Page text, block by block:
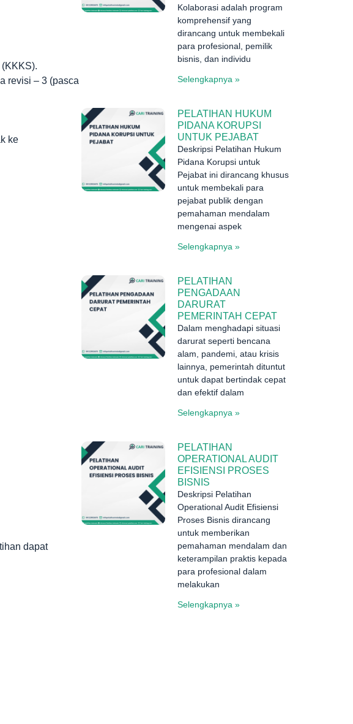
revisi – 3 (pasca
ke
dapat
Kolaborasi adalah program
komprehensif yang
dirancang untuk membekali
para profesional, pemilik
bisnis, dan individu
Selengkapnya »
PELATIHAN HUKUM
PIDANA KORUPSI
UNTUK PEJABAT
Deskripsi Pelatihan Hukum
Pidana Korupsi untuk
Pejabat ini dirancang khusus
untuk membekali para
pejabat publik dengan
pemahaman mendalam
mengenai aspek
Selengkapnya »
PELATIHAN
PENGADAAN
DARURAT
PEMERINTAH CEPAT
Dalam menghadapi situasi
darurat seperti bencana
alam, pandemi, atau krisis
lainnya, pemerintah dituntut
untuk dapat bertindak cepat
dan efektif dalam
Selengkapnya »
PELATIHAN
OPERATIONAL AUDIT
EFISIENSI PROSES
BISNIS
Deskripsi Pelatihan
Operational Audit Efisiensi
Proses Bisnis dirancang
untuk memberikan
pemahaman mendalam dan
keterampilan praktis kepada
para profesional dalam
melakukan
Selengkapnya »